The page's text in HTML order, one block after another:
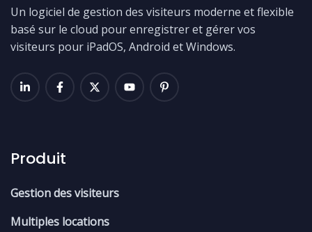
Un logiciel de gestion des visiteurs moderne et flexible
basé sur le cloud pour enregistrer et gérer vos
visiteurs pour iPadOS, Android et Windows.
Produit
Gestion des visiteurs
Multiples locations